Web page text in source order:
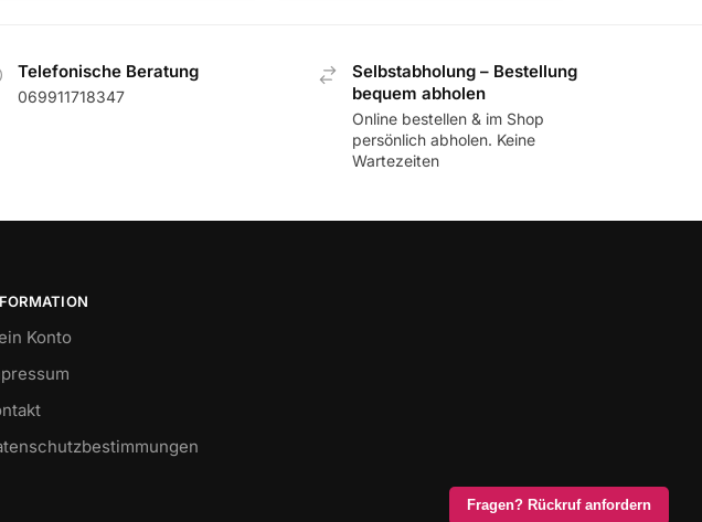
Fragen? Rückruf anfordern
Telefonische Beratung
069911718347
Selbstabholung – Bestellung
bequem abholen
Online bestellen & im Shop
persönlich abholen. Keine
Wartezeiten
Konto